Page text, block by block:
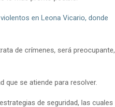
en Leona Vicario, donde
de crímenes, será preocupante,
que se atiende para resolver.
de seguridad, las cuales